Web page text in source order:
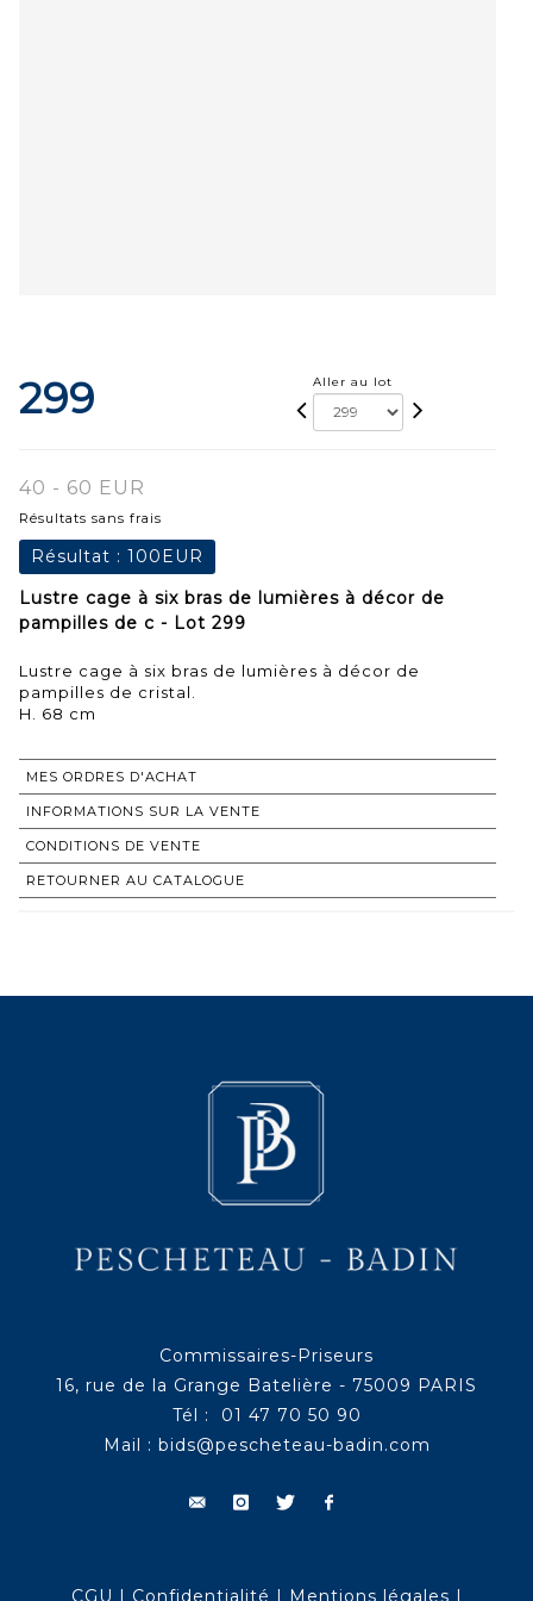
299 Aller au lot
40 - 60 EUR
Résultats sans frais
Résultat : 100EUR
Lustre cage à six bras de lumières à décor de
pampilles de c - Lot 299
Lustre cage à six bras de lumières à décor de
pampilles de cristal.
H. 68 cm
MES ORDRES D'ACHAT
INFORMATIONS SUR LA VENTE
CONDITIONS DE VENTE
RETOURNER AU CATALOGUE
Commissaires-Priseurs
16, rue de la Grange Batelière - 75009 PARIS
Tél : 01 47 70 50 90
Mail : bids@pescheteau-badin.com
CGU | Confidentialité | Mentions légales |